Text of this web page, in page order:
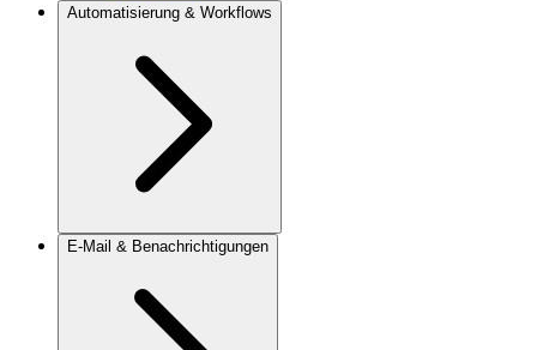
Automatisierung & Workflows
E-Mail & Benachrichtigungen